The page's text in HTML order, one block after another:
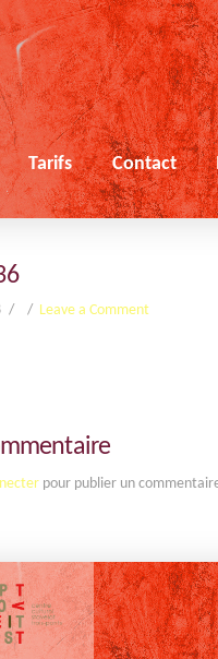
Tarifs Contact
Leave a Comment
pour publier un